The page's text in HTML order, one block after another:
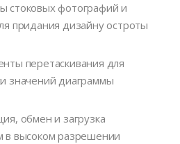
стоковых фотографий и
придания дизайну остроты
перетаскивания для
значений диаграммы
обмен и загрузка
в высоком разрешении